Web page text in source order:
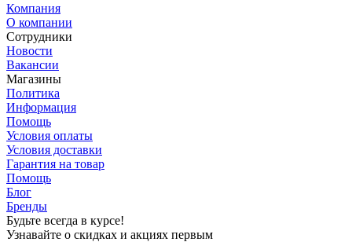
Компания
О компании
Сотрудники
Новости
Вакансии
Магазины
Политика
Информация
Помощь
Условия оплаты
Условия доставки
Гарантия на товар
Помощь
Блог
Бренды
Будьте всегда в курсе!
Узнавайте о скидках и акциях первым